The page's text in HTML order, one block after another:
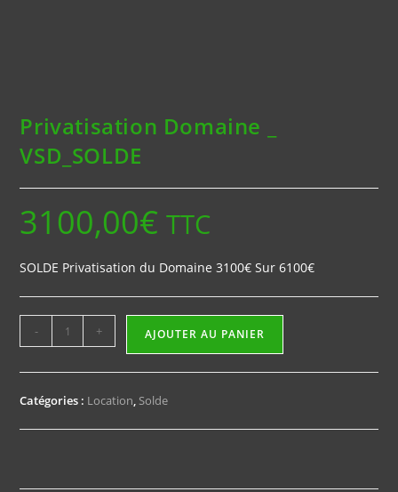
Privatisation Domaine _
VSD_SOLDE
3100,00€ TTC
SOLDE Privatisation du Domaine 3100€ Sur 6100€
quantité
de
Privatisation
Domaine
- + AJOUTER AU PANIER
Catégories : Location, Solde